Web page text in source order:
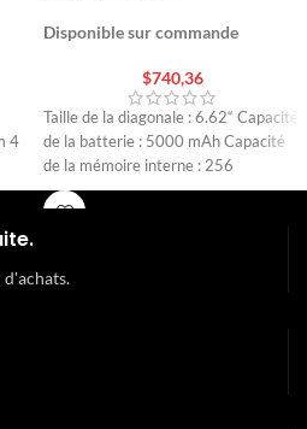
4
Disponible sur commande
$740,36
Taille de la diagonale : 6.62“ Capacité
de la batterie : 5000 mAh Capacité
de la mémoire interne : 256